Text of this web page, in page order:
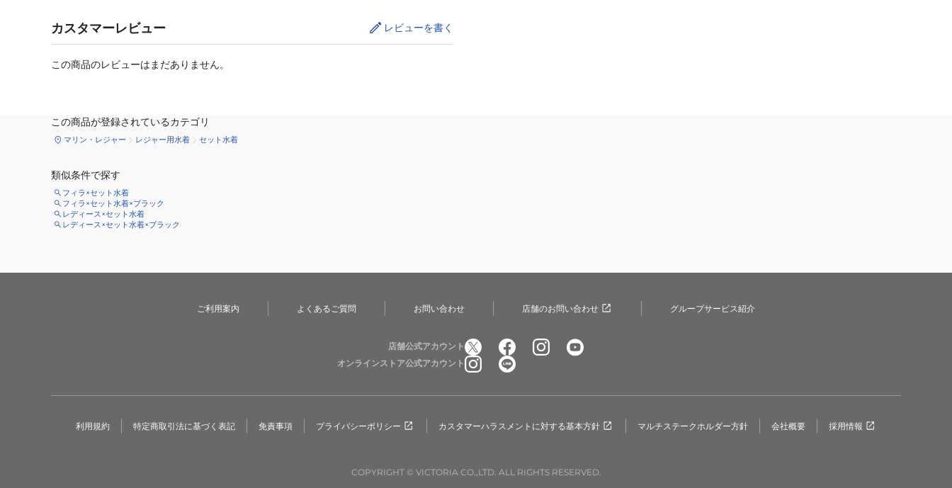
カスタマーレビュー レビューを書く
この商品のレビューはまだありません。
この商品が登録されているカテゴリ
マリン・レジャー レジャー用水着 セット水着
類似条件で探す
フィラ×セット水着
フィラ×セット水着×ブラック
レディース×セット水着
レディース×セット水着×ブラック
ご利用案内 よくあるご質問 お問い合わせ 店舗のお問い合わせ グループサービス紹介
店舗公式アカウント
オンラインストア公式アカウント
利用規約 特定商取引法に基づく表記 免責事項 プライバシーポリシー カスタマーハラスメントに対する基本方針 マルチステークホルダー方針 会社概要 採用情報
COPYRIGHT © VICTORIA CO.,LTD. ALL RIGHTS RESERVED.